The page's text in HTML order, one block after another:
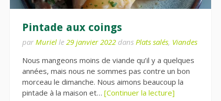
Pintade aux coings
par Muriel le 29 janvier 2022 dans Plats salés, Viandes
Nous mangeons moins de viande qu’il y a quelques
années, mais nous ne sommes pas contre un bon
morceau le dimanche. Nous aimons beaucoup la
pintade à la maison et… [Continuer la lecture]